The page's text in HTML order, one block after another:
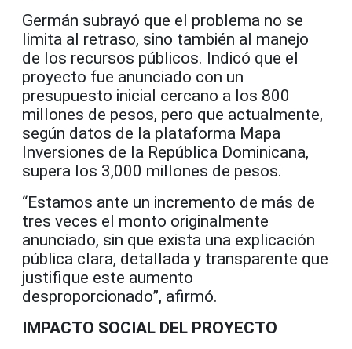
Germán subrayó que el problema no se
limita al retraso, sino también al manejo
de los recursos públicos. Indicó que el
proyecto fue anunciado con un
presupuesto inicial cercano a los 800
millones de pesos, pero que actualmente,
según datos de la plataforma Mapa
Inversiones de la República Dominicana,
supera los 3,000 millones de pesos.
“Estamos ante un incremento de más de
tres veces el monto originalmente
anunciado, sin que exista una explicación
pública clara, detallada y transparente que
justifique este aumento
desproporcionado”, afirmó.
IMPACTO SOCIAL DEL PROYECTO